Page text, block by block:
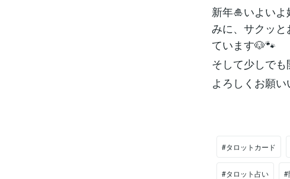
新年🎍いよい
みに、サクッ
ています🐶🐾
そして少しでも
よろしくお願
#タロットカード
#タロット占い #